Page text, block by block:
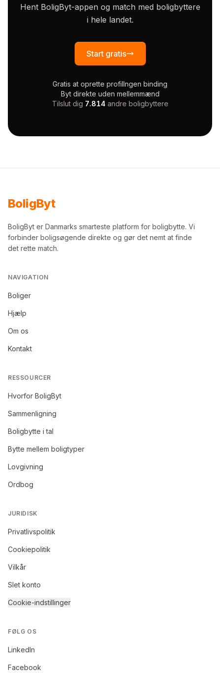
Hent BoligByt-appen og match med boligbyttere
i hele landet.
Start gratis
Gratis at oprette profilIngen binding
Byt direkte uden mellemmænd
Tilslut dig 7.814 andre boligbyttere
BoligByt
BoligByt er Danmarks smarteste platform for boligbytte. Vi
forbinder boligsøgende direkte og gør det nemt at finde
det rette match.
NAVIGATION
Boliger
Hjælp
Om os
Kontakt
RESSOURCER
Hvorfor BoligByt
Sammenligning
Boligbytte i tal
Bytte mellem boligtyper
Lovgivning
Ordbog
JURIDISK
Privatlivspolitik
Cookiepolitik
Vilkår
Slet konto
Cookie-indstillinger
FØLG OS
LinkedIn
Facebook